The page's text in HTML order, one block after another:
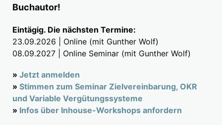
Buchautor!
Eintägig. Die nächsten Termine:
23.09.2026 | Online (mit Gunther Wolf)
08.09.2027 | Online Seminar (mit Gunther Wolf)
» Jetzt anmelden
» Stimmen zum Seminar Zielvereinbarung, OKR
und Variable Vergütungssysteme
» Infos über Inhouse-Workshops anfordern